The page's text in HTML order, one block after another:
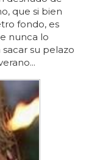
que si bien
fondo, es
nunca lo
su pelazo